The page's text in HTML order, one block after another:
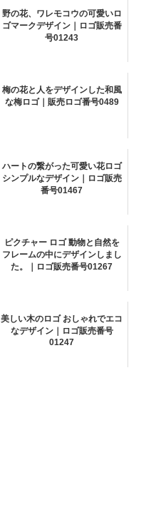
野の花、ワレモコウの可愛いロ
ゴマークデザイン｜ロゴ販売番
号01243
梅の花と人をデザインした和風
な梅ロゴ｜販売ロゴ番号0489
ハートの繋がった可愛い花ロゴ
シンプルなデザイン｜ロゴ販売
番号01467
ピクチャー ロゴ 動物と自然を
フレームの中にデザインしまし
た。｜ロゴ販売番号01267
美しい木のロゴ おしゃれでエコ
なデザイン｜ロゴ販売番号
01247